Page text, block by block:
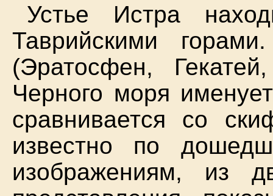
Устье Истра
Таврийскими
(Эратосфен,
Черного моря
сравнивается со
известно по
изображениям, из